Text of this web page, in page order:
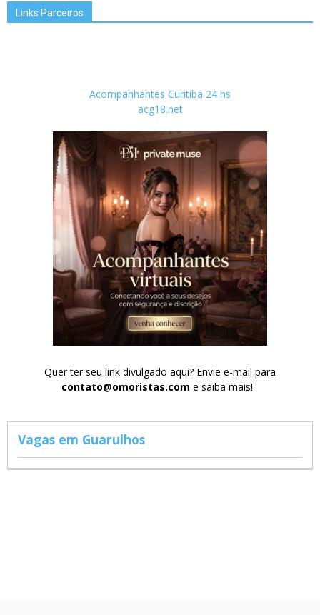
Links Parceiros
Acompanhantes Curitiba 24 hs
acg18.net
Quer ter seu link divulgado aqui? Envie e-mail para
contato@omoristas.com e saiba mais!
Vagas em Guarulhos